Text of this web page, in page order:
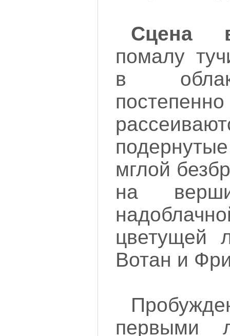
Сцена
помалу
в
мглой
на
цветущей
Вотан и
первыми